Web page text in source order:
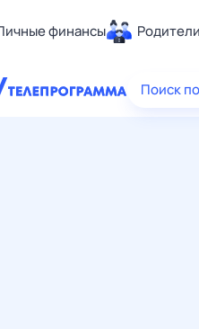
финансы
Поиск